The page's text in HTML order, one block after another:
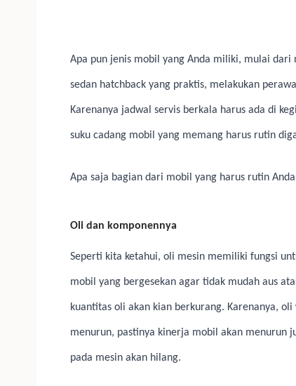
Apa pun jenis mobil yang Anda miliki, mulai dari
sedan hatchback yang praktis, melakukan
Karenanya jadwal servis berkala harus ada di
suku cadang mobil yang memang harus rutin
Apa saja bagian dari mobil yang harus rutin
Oli dan komponennya
Seperti kita ketahui, oli mesin memiliki fungsi
mobil yang bergesekan agar tidak mudah aus
kuantitas oli akan kian berkurang. Karenanya,
menurun, pastinya kinerja mobil akan menurun
pada mesin akan hilang.